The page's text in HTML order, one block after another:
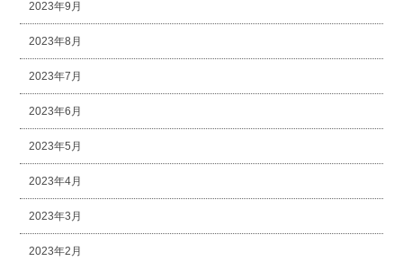
2023年9月
2023年8月
2023年7月
2023年6月
2023年5月
2023年4月
2023年3月
2023年2月